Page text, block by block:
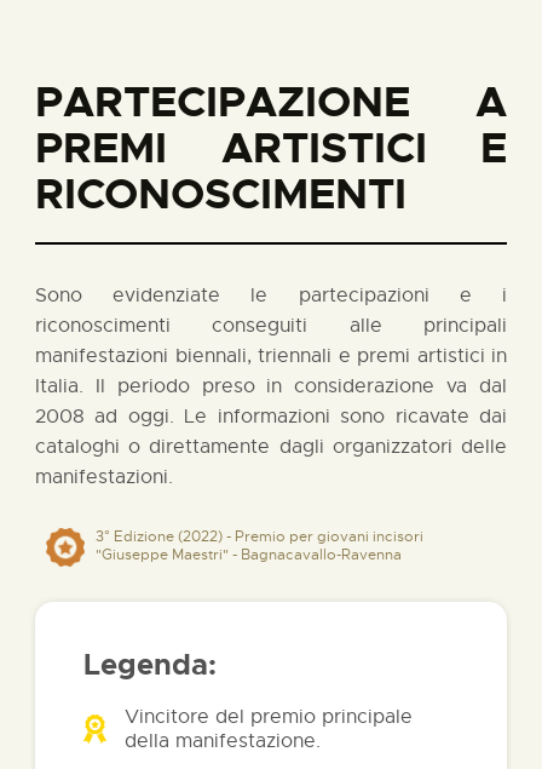
PARTECIPAZIONE A
PREMI ARTISTICI E
RICONOSCIMENTI
Sono evidenziate le partecipazioni e i
riconoscimenti conseguiti alle principali
manifestazioni biennali, triennali e premi artistici in
Italia. Il periodo preso in considerazione va dal
2008 ad oggi. Le informazioni sono ricavate dai
cataloghi o direttamente dagli organizzatori delle
manifestazioni.
3° Edizione (2022) - Premio per giovani incisori
"Giuseppe Maestri" - Bagnacavallo-Ravenna
Legenda:
Vincitore del premio principale
della manifestazione.